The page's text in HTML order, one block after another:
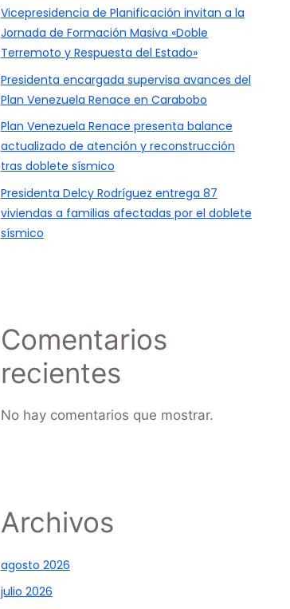
Vicepresidencia de Planificación invitan a la
Jornada de Formación Masiva «Doble
Terremoto y Respuesta del Estado»
Presidenta encargada supervisa avances del
Plan Venezuela Renace en Carabobo
Plan Venezuela Renace presenta balance
actualizado de atención y reconstrucción
tras doblete sísmico
Presidenta Delcy Rodríguez entrega 87
viviendas a familias afectadas por el doblete
sísmico
Comentarios
recientes
No hay comentarios que mostrar.
Archivos
agosto 2026
julio 2026